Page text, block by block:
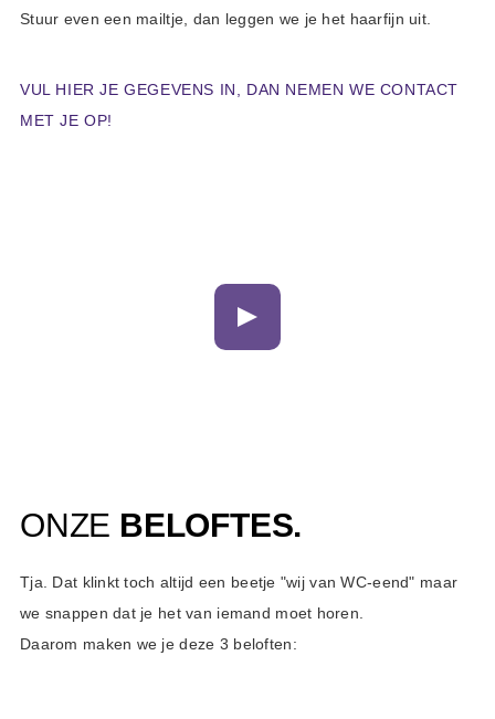
Stuur even een mailtje, dan leggen we je het haarfijn uit.
VUL HIER JE GEGEVENS IN, DAN NEMEN WE CONTACT
MET JE OP!
ONZE BELOFTES.
Tja. Dat klinkt toch altijd een beetje "wij van WC-eend" maar
we snappen dat je het van iemand moet horen.
Daarom maken we je deze 3 beloften: